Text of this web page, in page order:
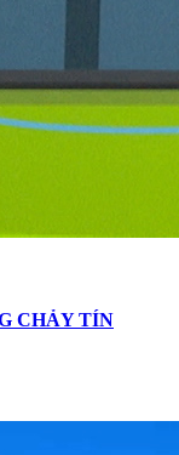
CHẢY TÍN